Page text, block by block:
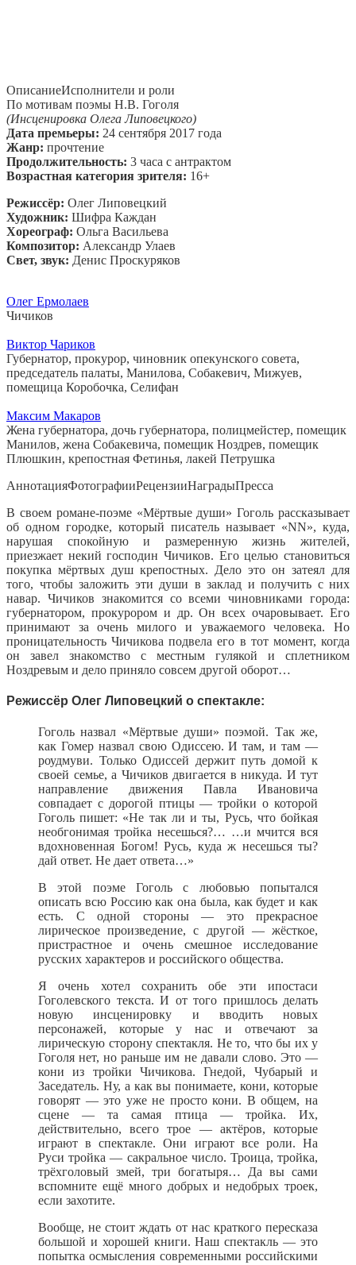
ОписаниеИсполнители и роли
По мотивам поэмы Н.В. Гоголя
(Инсценировка Олега Липовецкого)
Дата премьеры: 24 сентября 2017 года
Жанр: прочтение
Продолжительность: 3 часа с антрактом
Возрастная категория зрителя: 16+
Режиссёр: Олег Липовецкий
Художник: Шифра Каждан
Хореограф: Ольга Васильева
Композитор: Александр Улаев
Свет, звук: Денис Проскуряков
Олег Ермолаев
Чичиков
Виктор Чариков
Губернатор, прокурор, чиновник опекунского совета,
председатель палаты, Манилова, Собакевич, Мижуев,
помещица Коробочка, Селифан
Максим Макаров
Жена губернатора, дочь губернатора, полицмейстер, помещик
Манилов, жена Собакевича, помещик Ноздрев, помещик
Плюшкин, крепостная Фетинья, лакей Петрушка
АннотацияФотографииРецензииНаградыПресса
В своем романе-поэме «Мёртвые души» Гоголь рассказывает
об одном городке, который писатель называет «NN», куда,
нарушая спокойную и размеренную жизнь жителей,
приезжает некий господин Чичиков. Его целью становиться
покупка мёртвых душ крепостных. Дело это он затеял для
того, чтобы заложить эти души в заклад и получить с них
навар. Чичиков знакомится со всеми чиновниками города:
губернатором, прокурором и др. Он всех очаровывает. Его
принимают за очень милого и уважаемого человека. Но
проницательность Чичикова подвела его в тот момент, когда
он завел знакомство с местным гулякой и сплетником
Ноздревым и дело приняло совсем другой оборот…
Режиссёр Олег Липовецкий о спектакле:
Гоголь назвал «Мёртвые души» поэмой. Так же,
как Гомер назвал свою Одиссею. И там, и там —
роудмуви. Только Одиссей держит путь домой к
своей семье, а Чичиков двигается в никуда. И тут
направление движения Павла Ивановича
совпадает с дорогой птицы — тройки о которой
Гоголь пишет: «Не так ли и ты, Русь, что бойкая
необгонимая тройка несешься?… …и мчится вся
вдохновенная Богом! Русь, куда ж несешься ты?
дай ответ. Не дает ответа…»
В этой поэме Гоголь с любовью попытался
описать всю Россию как она была, как будет и как
есть. С одной стороны — это прекрасное
лирическое произведение, с другой — жёсткое,
пристрастное и очень смешное исследование
русских характеров и российского общества.
Я очень хотел сохранить обе эти ипостаси
Гоголевского текста. И от того пришлось делать
новую инсценировку и вводить новых
персонажей, которые у нас и отвечают за
лирическую сторону спектакля. Не то, что бы их у
Гоголя нет, но раньше им не давали слово. Это —
кони из тройки Чичикова. Гнедой, Чубарый и
Заседатель. Ну, а как вы понимаете, кони, которые
говорят — это уже не просто кони. В общем, на
сцене — та самая птица — тройка. Их,
действительно, всего трое — актёров, которые
играют в спектакле. Они играют все роли. На
Руси тройка — сакральное число. Троица, тройка,
трёхголовый змей, три богатыря… Да вы сами
вспомните ещё много добрых и недобрых троек,
если захотите.
Вообще, не стоит ждать от нас краткого пересказа
большой и хорошей книги. Наш спектакль — это
попытка осмысления современными российскими